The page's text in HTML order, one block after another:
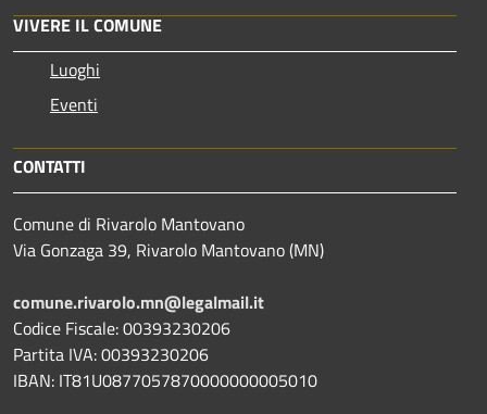
VIVERE IL COMUNE
Luoghi
Eventi
CONTATTI
Comune di Rivarolo Mantovano
Via Gonzaga 39, Rivarolo Mantovano (MN)
comune.rivarolo.mn@legalmail.it
Codice Fiscale: 00393230206
Partita IVA: 00393230206
IBAN: IT81U0877057870000000005010